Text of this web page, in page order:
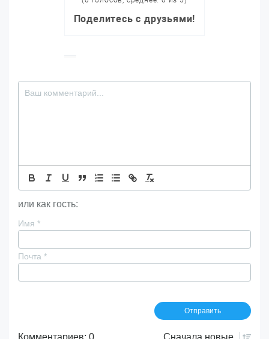
Поделитесь с друзьями!
или как гость:
Имя *
Почта *
Комментариев: 0 Сначала новые